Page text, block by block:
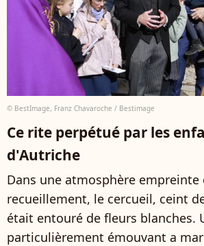
© BestImage, Franz Chavaroche / Bestimage
Ce rite perpétué par les
d'Autriche
Dans une atmosphère empreinte
recueillement, le cercueil, ceint
était entouré de fleurs blanches.
particulièrement émouvant a